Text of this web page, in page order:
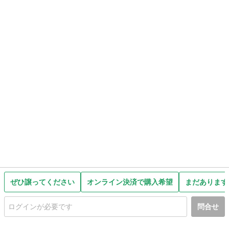
ぜひ譲ってください オンライン決済で購入希望 まだありま
問合せ